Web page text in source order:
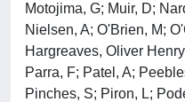
Motojima, G; Muir, D;
Nielsen, A; O'Brien, M;
Hargreaves, Oliver
Parra, F; Patel, A;
Pinches, S; Piron, L;